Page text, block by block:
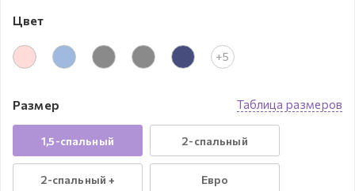
Цвет
+5
Таблица размеров
Размер
1,5-спальный 2-спальный
2-спальный + Евро